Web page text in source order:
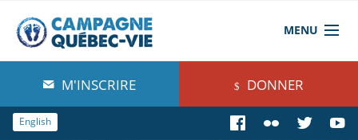
MENU
À propos de nous
Blog
M'INSCRIRE DONNER
English